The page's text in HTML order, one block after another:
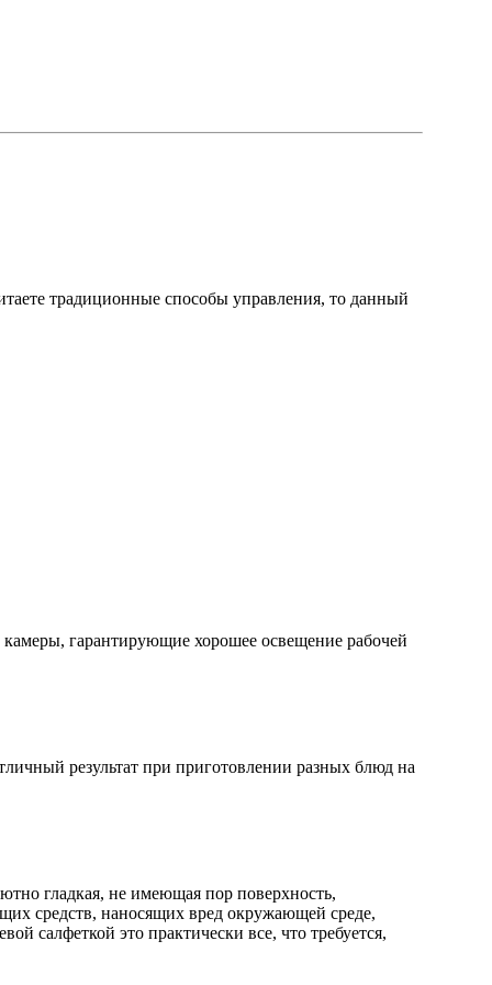
традиционные способы управления, то данный
гарантирующие хорошее освещение рабочей
результат при приготовлении разных блюд на
гладкая, не имеющая пор поверхность,
средств, наносящих вред окружающей среде,
салфеткой это практически все, что требуется,